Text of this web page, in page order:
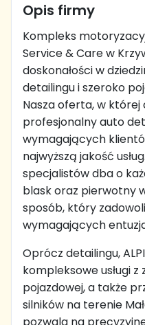
Opis firmy
Kompleks
Service & Care w
doskonałości w
detailingu i szeroko
Nasza oferta, w
profesjonalny auto
wymagających
najwyższą jakość
specjalistów dba o
blask oraz pierwotny
sposób, który
wymagających
Oprócz detailingu,
kompleksowe usługi
pojazdowej, a także
silników na terenie